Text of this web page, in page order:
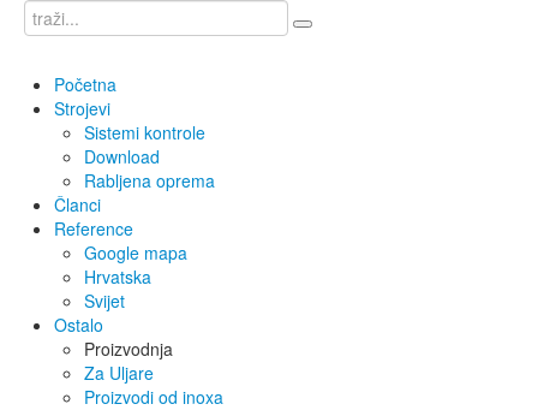
Početna
Strojevi
Sistemi kontrole
Download
Rabljena oprema
Članci
Reference
Google mapa
Hrvatska
Svijet
Ostalo
Proizvodnja
Za Uljare
Proizvodi od inoxa